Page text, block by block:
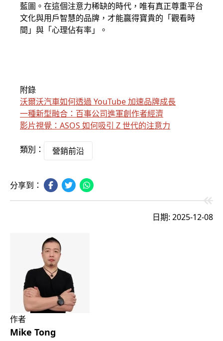
藍圖。在這個注意力稀缺的時代，唯有真正尊重平台
文化與用戶智慧的品牌，才能贏得寶貴的「觀看時
間」與「心理佔有率」。
附錄
沃爾沃汽車如何透過 YouTube 加速品牌成長
一種新型融合：百事公司進軍創作者經濟
影片視覺：ASOS 如何吸引 Z 世代的注意力
類別： 營銷前沿
分享到：
日期: 2025-12-08
作者
Mike Tong